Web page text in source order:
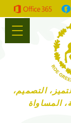
التصميم،
المساواة